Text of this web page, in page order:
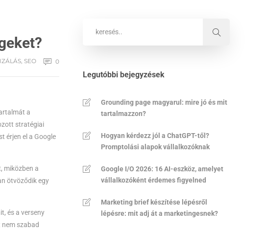
, SEO 0
a
stratégiai
érjen el a Google
miközben a
ötvöződik egy
és a verseny
szabad
Legutóbbi bejegyzések
Grounding page magyarul: mire jó és mit
tartalmazzon?
Hogyan kérdezz jól a ChatGPT-től?
Promptolási alapok vállalkozóknak
Google I/O 2026: 16 AI-eszköz, amelyet
vállalkozóként érdemes figyelned
Marketing brief készítése lépésről
lépésre: mit adj át a marketingesnek?